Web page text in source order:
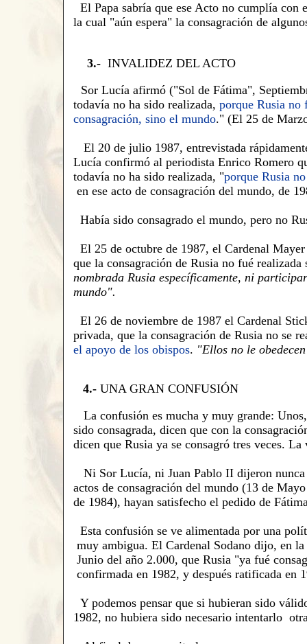
El Papa sabría que ese Acto no cumplía con
la cual "aún espera" la consagración de
3.- INVALIDEZ DEL ACTO
Sor Lucía afirmó ("Sol de Fátima",
todavía no ha sido realizada, porque Rusia no
consagración, sino el mundo." (El 25 de
El 20 de julio 1987, entrevistada
Lucía confirmó al periodista Enrico Romero
todavía no ha sido realizada, "porque Rusia
en ese acto de consagración del mundo, de
Había sido consagrado el mundo, pero no
El 25 de octubre de 1987, el Cardenal
que la consagración de Rusia no fué realizada
nombrada Rusia específicamente, ni
mundo".
El 26 de noviembre de 1987 el Cardenal
privada, que la consagración de Rusia no se
el apoyo de los obispos. "Ellos no le
4.- UNA GRAN CONFUSIÓN
La confusión es mucha y muy grande:
sido consagrada, dicen que con la
dicen que Rusia ya se consagró tres veces.
Ni Sor Lucía, ni Juan Pablo II dijeron
actos de consagración del mundo (13 de
de 1984), hayan satisfecho el pedido de
Esta confusión se ve alimentada por una
muy ambigua. El Cardenal Sodano dijo, en la
Junio del año 2.000, que Rusia "ya fué
confirmada en 1982, y después ratificada en
Ypodemos pensar que si hubieran sido
1982, no hubiera sido necesario intentarlo